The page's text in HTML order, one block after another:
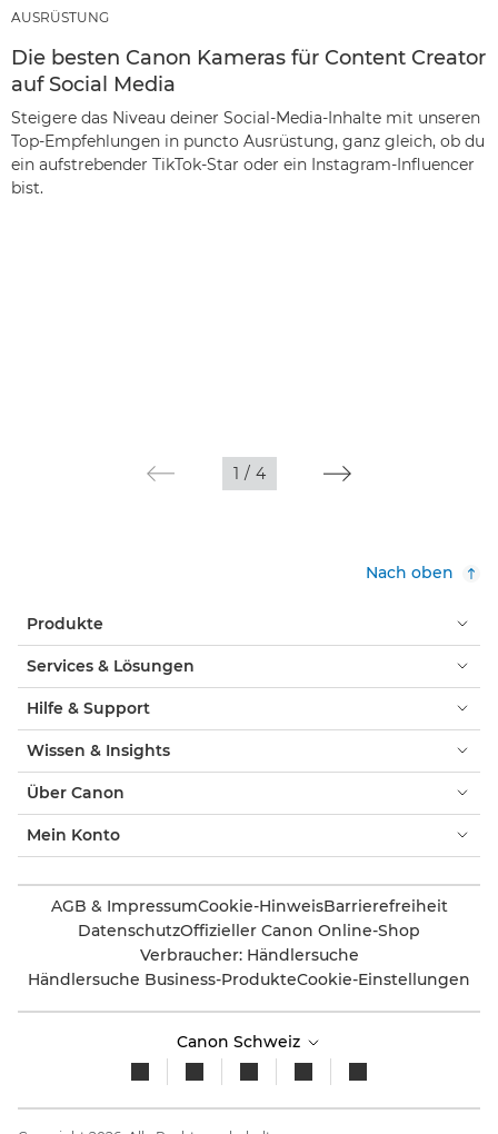
AUSRÜSTUNG
Die besten Canon Kameras für Content Creator
auf Social Media
Steigere das Niveau deiner Social-Media-Inhalte mit unseren
Top-Empfehlungen in puncto Ausrüstung, ganz gleich, ob du
ein aufstrebender TikTok-Star oder ein Instagram-Influencer
bist.
1 / 4
Nach oben
Produkte
Services & Lösungen
Hilfe & Support
Wissen & Insights
Über Canon
Mein Konto
AGB & ImpressumCookie-HinweisBarrierefreiheit
DatenschutzOffizieller Canon Online-Shop
Verbraucher: Händlersuche
Händlersuche Business-ProdukteCookie-Einstellungen
Canon Schweiz